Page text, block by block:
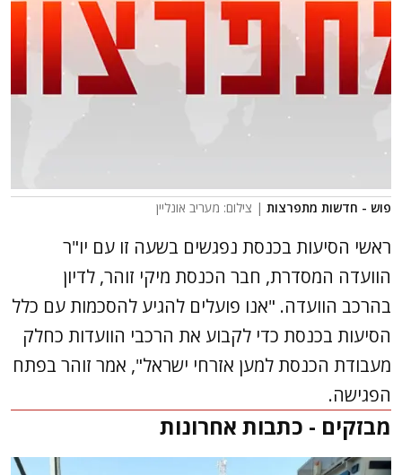
פוש - חדשות מתפרצות | צילום: מעריב אונליין
ראשי הסיעות בכנסת נפגשים בשעה זו עם יו"ר
הוועדה המסדרת, חבר הכנסת מיקי זוהר, לדיון
בהרכב הוועדה. "אנו פועלים להגיע להסכמות עם כלל
הסיעות בכנסת כדי לקבוע את הרכבי הוועדות כחלק
מעבודת הכנסת למען אזרחי ישראל", אמר זוהר בפתח
הפגישה.
מבזקים - כתבות אחרונות